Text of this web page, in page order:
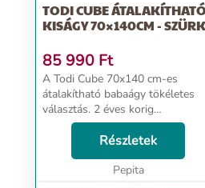
TODI CUBE
KISÁGY 70×140CM -
85 990 Ft
A Todi Cube 70x140 cm-es
átalakítható babaágy tökéletes
választás. 2 éves korig
babaágyként, 2-6 éves kor között
junior ágyként használható.
Jellemzői: - A fekvőfelület több
magasságban állítható, a...
Részletek
Pepita